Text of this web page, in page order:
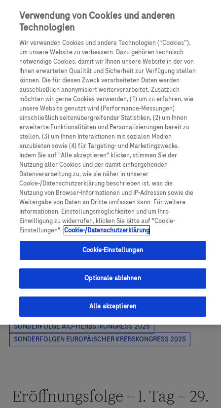
Anmelden
Expertendialoge
Onkologe Overseas
Onkologie-
Podcast aus
Chicago
29. Mai – 2. Juni 2026
Eröffnungsfolge – 1. Tag – 29.
Verwendung von Cookies und anderen
Technologien
Wir verwenden Cookies und andere Technologien (“Cookies”),
um unsere Website zu verbessern. Dazu gehören technisch
notwendige Cookies, damit wir Ihnen unsere Website in der von
Ihnen erwarteten Qualität und Sicherheit zur Verfügung stellen
können. Die für diesen Zweck verarbeiteten Daten werden
ausschließlich anonymisiert weiterverarbeitet. Zusätzlich
möchten wir gerne Cookies verwenden, (1) um zu erfahren, wie
unsere Website genutzt wird (Performance-Messungen)
einschließlich seitenübergreifender Statistiken, (2) um Ihnen
erweiterte Funktionalitäten und Personalisierungen bereit zu
stellen, (3) um Ihnen Interaktionen mit sozialen Medien
anzubieten sowie (4) für Targeting- und Marketingzwecke.
Indem Sie auf "Alle akzeptieren" klicken, stimmen Sie der
Nutzung aller Cookies und der damit einhergehenden
Datenverarbeitung zu, wie sie näher in unserer
Cookie-/Datenschutzerklärung beschrieben ist, was die
Nutzung von Browser-Informationen und IP-Adressen sowie die
Weitergabe von Daten an Dritte umfassen kann. Für weitere
Informationen, Einstellungsmöglichkeiten und um Ihre
Einwilligung zu widerrufen, klicken Sie bitte auf "Cookie-
Einstellungen". Cookie-/Datenschutzerklärung
Cookie-Einstellungen
Optionale ablehnen
Alle akzeptieren